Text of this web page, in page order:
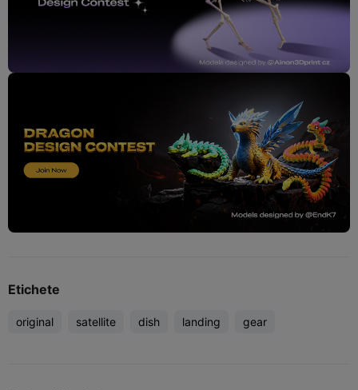
Etichete
original satellite dish landing gear